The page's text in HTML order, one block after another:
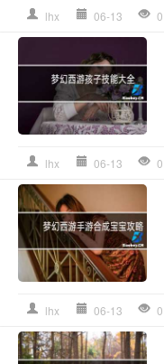
lhx 06-13 0
lhx 06-13 0
lhx 06-13 0